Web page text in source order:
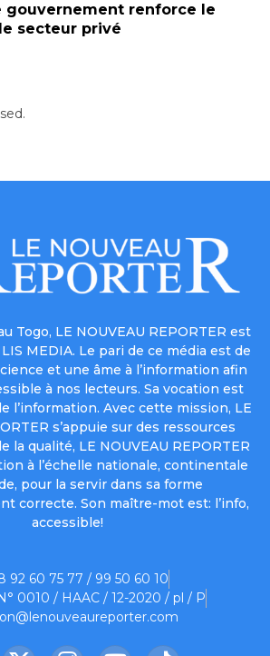
gouvernement renforce le
secteur privé
Togo, LE NOUVEAU REPORTER est
MEDIA. Le pari de ce média est de
et une âme à l’information afin
à nos lecteurs. Sa vocation est
l’information. Avec cette mission, LE
s’appuie sur des ressources
la qualité, LE NOUVEAU REPORTER
à l’échelle nationale, continentale
pour la servir dans sa forme
correcte. Son maître-mot est: l’info,
accessible!
92 60 75 77 / 99 50 60 10
0010 / HAAC / 12-2020 / pl / P